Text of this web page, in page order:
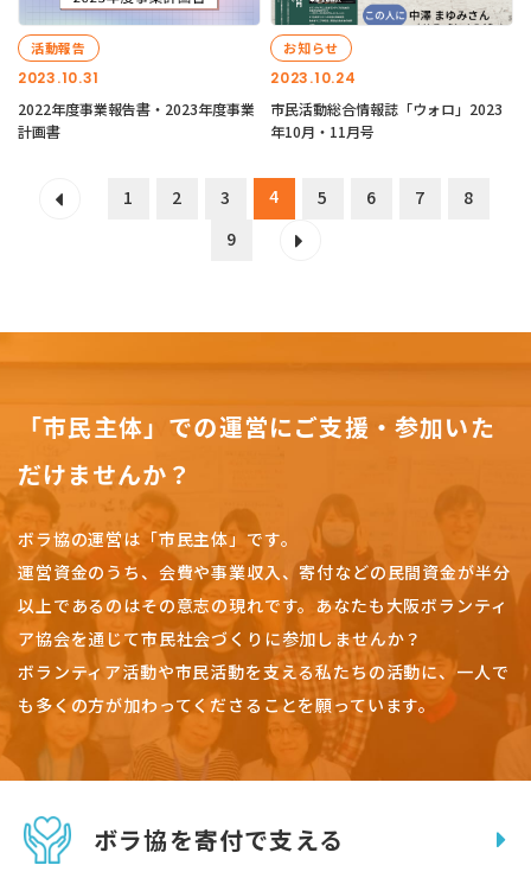
2023.10.31
活動報告
2022年度事業報告書・2023年度事業
計画書
2023.10.24
お知らせ
市民活動総合情報誌「ウォロ」2023
年10月・11月号
1 2 3 4 5 6 7
8
9
「市民主体」での運営にご支援・参加いた
だけませんか？
ボラ協の運営は「市民主体」です。
運営資金のうち、会費や事業収入、寄付などの民間資金が半分
以上であるのはその意志の現れです。 あなたも大阪ボランティ
ア協会を通じて市民社会づくりに参加しませんか？
ボランティア活動や市民活動を支える私たちの活動に、一人で
も多くの方が加わってくださることを願っています。
ボラ協を寄付で支える